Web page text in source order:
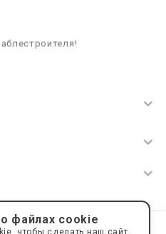
АкваРос sale@a-ros.ru
файлах cookie
чтобы сделать наш сайт